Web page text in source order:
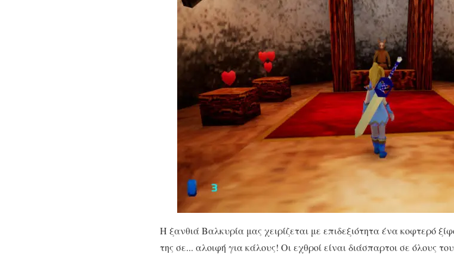
Η ξανθιά Βαλκυρία μας χειρίζεται με επιδεξιότητα ένα κοφτερό
της σε... αλοιφή για κάλους! Οι εχθροί είναι διάσπαρτοι σε όλους